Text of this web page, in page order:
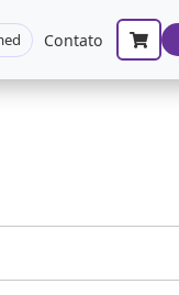
Contato